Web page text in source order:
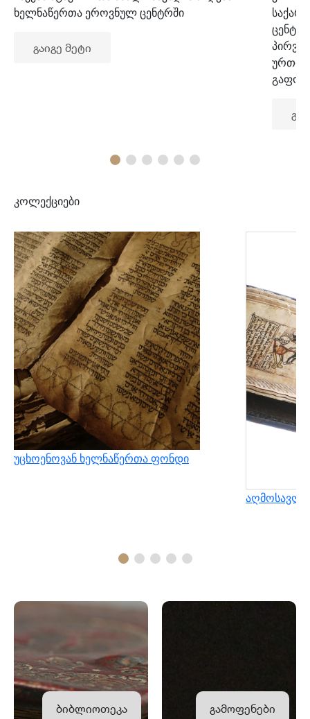
ხელნაწერთა ეროვნულ ცენტრში
გაიგე მეტი
კოლექციები
უცხოენოვან ხელნაწერთა ფონდი
ბიბლიოთეკა გამოფენები